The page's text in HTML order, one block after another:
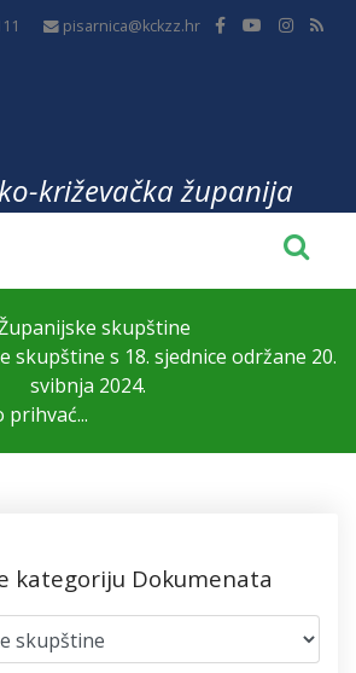
pisarnica@kckzz.hr
križevačka županija
skupštine
skupštine s 18. sjednice održane 20.
svibnja 2024.
prihvać...
kategoriju Dokumenata